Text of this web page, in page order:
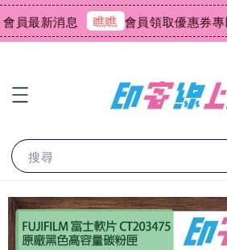
員最新消息 瞧瞧 會員領取優惠券專區
搜尋